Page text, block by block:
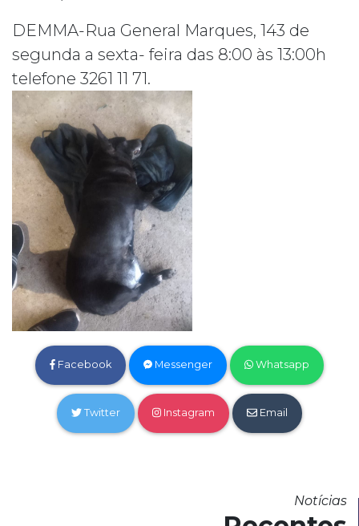
DEMMA-Rua General Marques, 143 de
segunda a sexta- feira das 8:00 às 13:00h
telefone 3261 11 71.
Facebook Messenger Whatsapp
Twitter Instagram Email
Notícias